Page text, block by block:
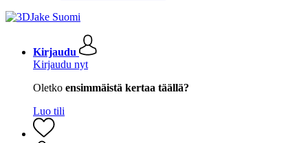
Kirjaudu
Kirjaudu nyt
Oletko ensimmäistä kertaa täällä?
Luo tili